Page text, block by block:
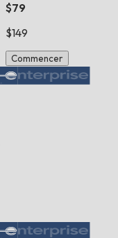
$79
$149
Commencer